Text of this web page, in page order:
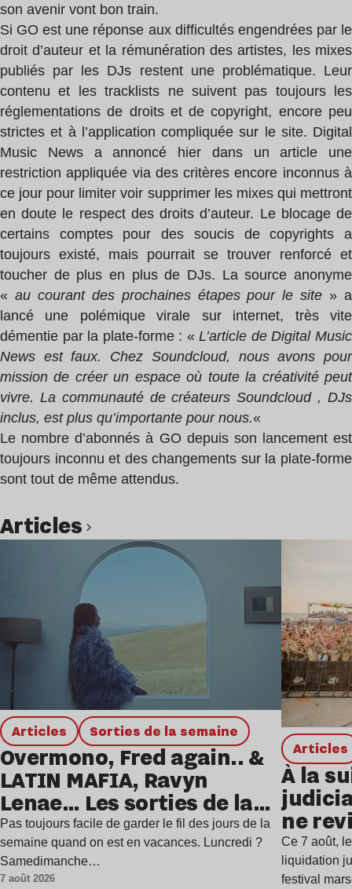
son avenir vont bon train.
Si GO est une réponse aux difficultés engendrées par le
droit d’auteur et la rémunération des artistes, les mixes
publiés par les DJs restent une problématique. Leur
contenu et les tracklists ne suivent pas toujours les
réglementations de droits et de copyright, encore peu
strictes et à l’application compliquée sur le site. Digital
Music News a annoncé hier dans un article une
restriction appliquée via des critères encore inconnus à
ce jour pour limiter voir supprimer les mixes qui mettront
en doute le respect des droits d’auteur. Le blocage de
certains comptes pour des soucis de copyrights a
toujours existé, mais pourrait se trouver renforcé et
toucher de plus en plus de DJs. La source anonyme
« au courant des prochaines étapes pour le site » a
lancé une polémique virale sur internet, très vite
démentie par la plate-forme : «L’article de Digital Music
News est faux. Chez Soundcloud, nous avons pour
mission de créer un espace où toute la créativité peut
vivre. La communauté de créateurs Soundcloud , DJs
inclus, est plus qu’importante pour nous.«
Le nombre d’abonnés à GO depuis son lancement est
toujours inconnu et des changements sur la plate-forme
sont tout de même attendus.
Articles
Articles Sorties de la semaine
Overmono, Fred again.. &
LATIN MAFIA, Ravyn
Lenae… Les sorties de la
semaine
Pas toujours facile de garder le fil des jours de la
semaine quand on est en vacances. Luncredi ?
Samedimanche…
7 août 2026
Articles
À la
ne
Ce 7 août,
liquidation
festival